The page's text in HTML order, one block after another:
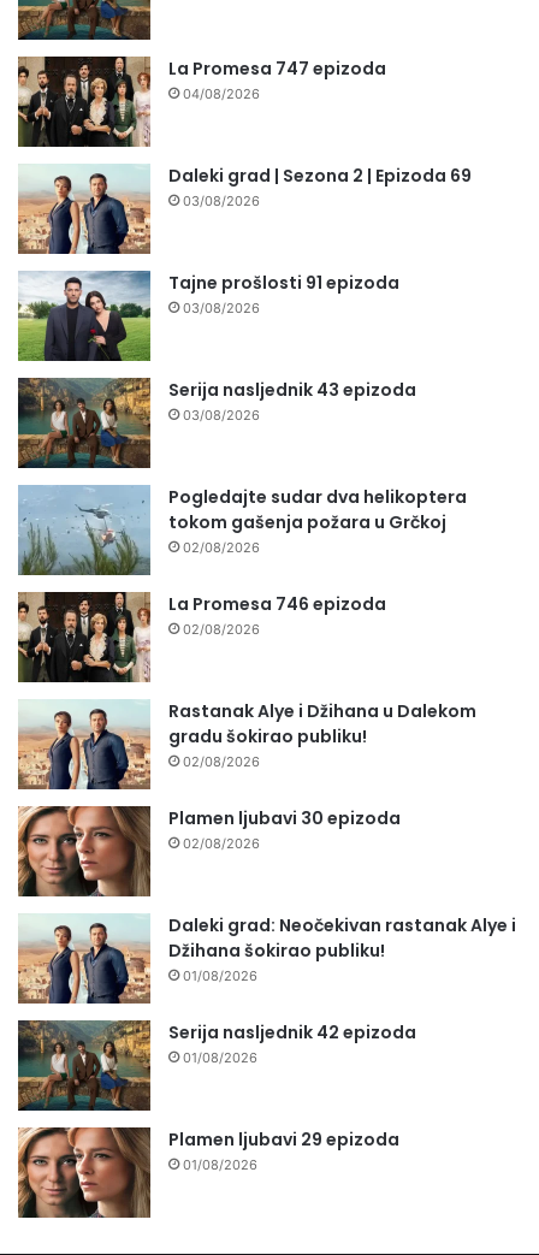
La Promesa 747 epizoda
04/08/2026
Daleki grad | Sezona 2 | Epizoda 69
03/08/2026
Tajne prošlosti 91 epizoda
03/08/2026
Serija nasljednik 43 epizoda
03/08/2026
Pogledajte sudar dva helikoptera
tokom gašenja požara u Grčkoj
02/08/2026
La Promesa 746 epizoda
02/08/2026
Rastanak Alye i Džihana u Dalekom
gradu šokirao publiku!
02/08/2026
Plamen ljubavi 30 epizoda
02/08/2026
Daleki grad: Neočekivan rastanak Alye i
Džihana šokirao publiku!
01/08/2026
Serija nasljednik 42 epizoda
01/08/2026
Plamen ljubavi 29 epizoda
01/08/2026